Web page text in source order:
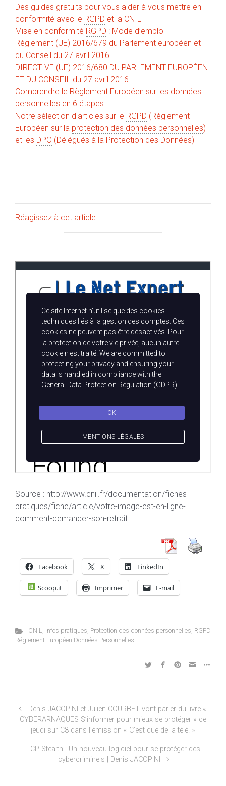
Des guides gratuits pour vous aider à vous mettre en
conformité avec le RGPD et la CNIL
Mise en conformité RGPD : Mode d’emploi
Règlement (UE) 2016/679 du Parlement européen et
du Conseil du 27 avril 2016
DIRECTIVE (UE) 2016/680 DU PARLEMENT EUROPÉEN
ET DU CONSEIL du 27 avril 2016
Comprendre le Règlement Européen sur les données
personnelles en 6 étapes
Notre sélection d'articles sur le RGPD (Règlement
Européen sur la protection des données personnelles)
et les DPO (Délégués à la Protection des Données)
Réagissez à cet article
Source : http://www.cnil.fr/documentation/fiches-
pratiques/fiche/article/votre-image-est-en-ligne-
comment-demander-son-retrait
Facebook X LinkedIn
Scoop.it Imprimer E-mail
CNIL, Infos pratiques, Protection des données personnelles, RGPD
Réglement Européen Données Personnelles
Denis JACOPINI et Julien COURBET vont parler du livre «
CYBERARNAQUES S’informer pour mieux se protéger » ce
jeudi sur C8 dans l’émission « C’est que de la télé! »
TCP Stealth : Un nouveau logiciel pour se protéger des
cybercriminels | Denis JACOPINI